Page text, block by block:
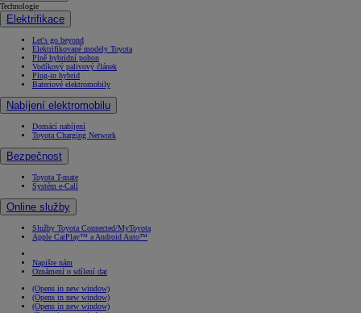
Technologie
Elektrifikace
Let's go beyond
Elektrifikované modely Toyota
Plně hybridní pohon
Vodíkový palivový článek
Plug-in hybrid
Bateriové elektromobily
Nabíjení elektromobilu
Domácí nabíjení
Toyota Charging Network
Bezpečnost
Toyota T-mate
Systém e-Call
Online služby
Služby Toyota Connected/MyToyota
Apple CarPlay™ a Android Auto™
Napište nám
Oznámení o sdílení dat
(Opens in new window)
(Opens in new window)
(Opens in new window)